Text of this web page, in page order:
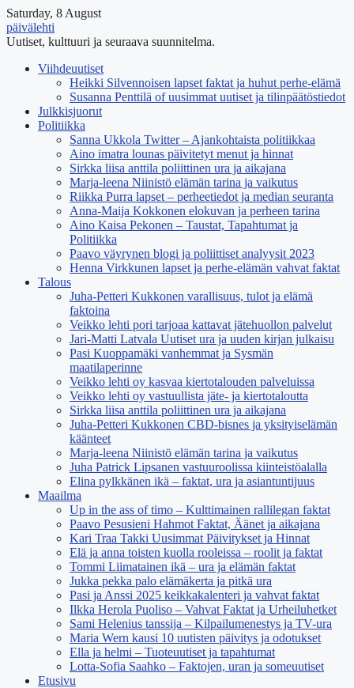
Saturday, 8 August
päivälehti
Uutiset, kulttuuri ja seuraava suunnitelma.
Viihdeuutiset
Heikki Silvennoisen lapset faktat ja huhut perhe-elämä
Susanna Penttilä of uusimmat uutiset ja tilinpäätöstiedot
Julkkisjuorut
Politiikka
Sanna Ukkola Twitter – Ajankohtaista politiikkaa
Aino imatra lounas päivitetyt menut ja hinnat
Sirkka liisa anttila poliittinen ura ja aikajana
Marja-leena Niinistö elämän tarina ja vaikutus
Riikka Purra lapset – perheetiedot ja median seuranta
Anna-Maija Kokkonen elokuvan ja perheen tarina
Aino Kaisa Pekonen – Taustat, Tapahtumat ja
Politiikka
Paavo väyrynen blogi ja poliittiset analyysit 2023
Henna Virkkunen lapset ja perhe-elämän vahvat faktat
Talous
Juha-Petteri Kukkonen varallisuus, tulot ja elämä
faktoina
Veikko lehti pori tarjoaa kattavat jätehuollon palvelut
Jari-Matti Latvala Uutiset ura ja uuden kirjan julkaisu
Pasi Kuoppamäki vanhemmat ja Sysmän
maatilaperinne
Veikko lehti oy kasvaa kiertotalouden palveluissa
Veikko lehti oy vastuullista jäte- ja kiertotaloutta
Sirkka liisa anttila poliittinen ura ja aikajana
Juha-Petteri Kukkonen CBD-bisnes ja yksityiselämän
käänteet
Marja-leena Niinistö elämän tarina ja vaikutus
Juha Patrick Lipsanen vastuuroolissa kiinteistöalalla
Elina pylkkänen ikä – faktat, ura ja asiantuntijuus
Maailma
Up in the ass of timo – Kulttimainen rallilegan faktat
Paavo Pesusieni Hahmot Faktat, Äänet ja aikajana
Kari Traa Takki Uusimmat Päivitykset ja Hinnat
Elä ja anna toisten kuolla rooleissa – roolit ja faktat
Tommi Liimatainen ikä – ura ja elämän faktat
Jukka pekka palo elämäkerta ja pitkä ura
Pasi ja Anssi 2025 keikkakalenteri ja vahvat faktat
Ilkka Herola Puoliso – Vahvat Faktat ja Urheiluhetket
Sami Helenius tanssija – Kilpailumenestys ja TV-ura
Maria Wern kausi 10 uutisten päivitys ja odotukset
Ella ja helmi – Tuoteuutiset ja tapahtumat
Lotta-Sofia Saahko – Faktojen, uran ja someuutiset
Etusivu